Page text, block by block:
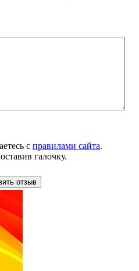
с правилами сайта.
галочку.
отзыв